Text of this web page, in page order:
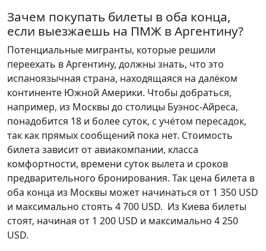
Зачем покупать билеты в оба конца,
если выезжаешь на ПМЖ в Аргентину?
Потенциальные мигранты, которые решили
переехать в Аргентину, должны знать, что это
испаноязычная страна, находящаяся на далёком
континенте Южной Америки. Чтобы добраться,
например, из Москвы до столицы Буэнос-Айреса,
понадобится 18 и более суток, с учётом пересадок,
так как прямых сообщений пока нет. Стоимость
билета зависит от авиакомпании, класса
комфортности, времени суток вылета и сроков
предварительного бронирования. Так цена билета в
оба конца из Москвы может начинаться от 1 350 USD
и максимально стоять 4 700 USD. Из Киева билеты
стоят, начиная от 1 200 USD и максимально 4 250
USD.